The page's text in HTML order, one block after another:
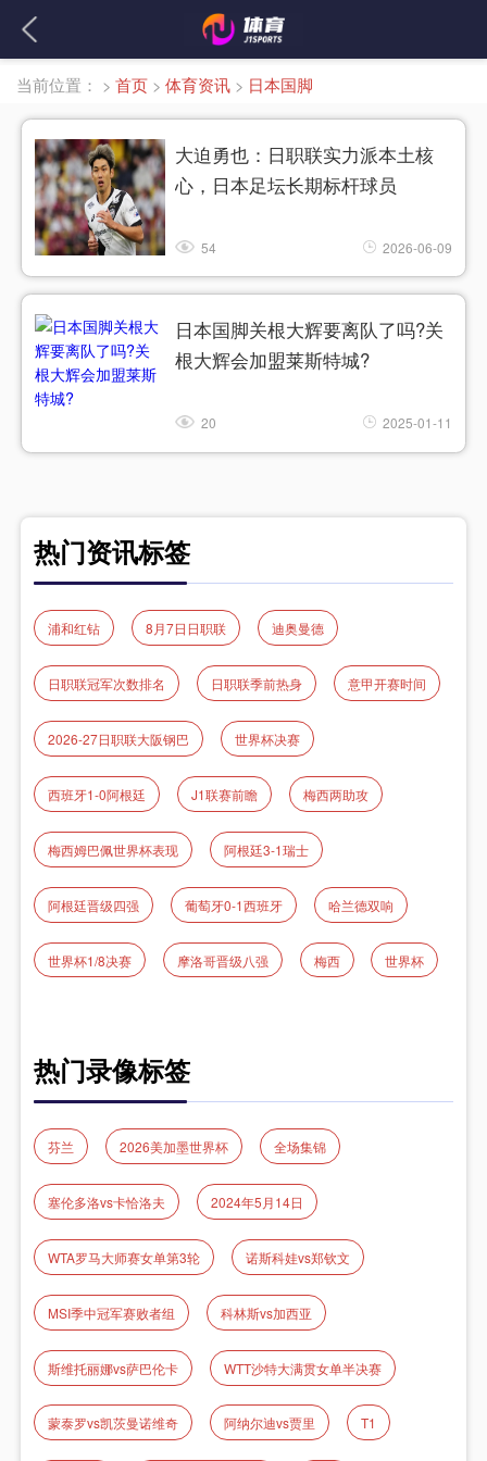
当前位置： > 首页 > 体育资讯 > 日本国脚
大迫勇也：日职联实力派本土核
心，日本足坛长期标杆球员
54 2026-06-09
日本国脚关根大辉要离队了吗?关
根大辉会加盟莱斯特城?
20 2025-01-11
热门资讯标签
浦和红钻 8月7日日职联 迪奥曼德
日职联冠军次数排名 日职联季前热身 意甲开赛时间
2026-27日职联大阪钢巴 世界杯决赛
西班牙1-0阿根廷 J1联赛前瞻 梅西两助攻
梅西姆巴佩世界杯表现 阿根廷3-1瑞士
阿根廷晋级四强 葡萄牙0-1西班牙 哈兰德双响
世界杯1/8决赛 摩洛哥晋级八强 梅西 世界杯
热门录像标签
芬兰 2026美加墨世界杯 全场集锦
塞伦多洛vs卡恰洛夫 2024年5月14日
WTA罗马大师赛女单第3轮 诺斯科娃vs郑钦文
MSI季中冠军赛败者组 科林斯vs加西亚
斯维托丽娜vs萨巴伦卡 WTT沙特大满贯女单半决赛
蒙泰罗vs凯茨曼诺维奇 阿纳尔迪vs贾里 T1